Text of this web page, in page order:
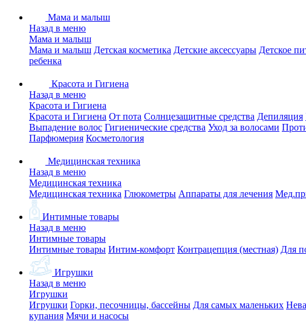
Мама и малыш
Назад в меню
Мама и малыш
Мама и малыш Детская косметика Детские аксессуары Детское
ребенка
Красота и Гигиена
Назад в меню
Красота и Гигиена
Красота и Гигиена От пота Солнцезащитные средства Депиляция
Выпадение волос Гигиенические средства Уход за волосами
Парфюмерия Косметология
Медицинская техника
Назад в меню
Медицинская техника
Медицинская техника Глюкометры Аппараты для лечения
Интимные товары
Назад в меню
Интимные товары
Интимные товары Интим-комфорт Контрацепция (местная) Для
Игрушки
Назад в меню
Игрушки
Игрушки Горки, песочницы, бассейны Для самых маленьких
купания Мячи и насосы